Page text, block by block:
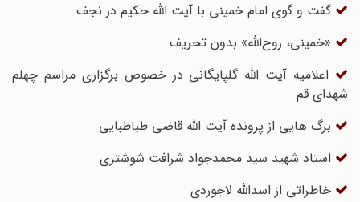
گفت و گوى امام خمینی با آیت‏ الله حکیم در نجف
«خمینی، روح‌الله» بدون تحریف
اعلامیه آیت الله گلپایگانی در خصوص برگزاری مراسم چهلم
شهدای قم
برگ هایی از پرونده آیت الله قاضی طباطبایی
استاد شهید سید محمدجواد شرافت شوشتری
خاطراتی از اسدالله لاجوردی